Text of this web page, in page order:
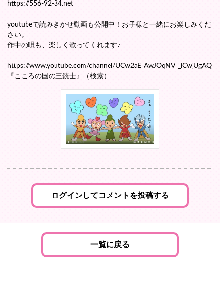
https://556-92-34.net
youtubeで読みきかせ動画も公開中！お子様と一緒にお楽しみくだ
さい。
作中の唄も、楽しく歌ってくれます♪
https://www.youtube.com/channel/UCw2aE-AwJOqNV-_iCwjUgAQ
『こころの国の三銃士』（検索）
ログインしてコメントを投稿する
一覧に戻る